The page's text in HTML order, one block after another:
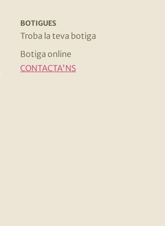
BOTIGUES
Troba la teva botiga
Botiga online
CONTACTA'NS